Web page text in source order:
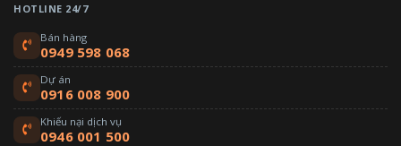
HOTLINE 24/7
Bán hàng
0949 598 068
Dự án
0916 008 900
Khiếu nại dịch vụ
0946 001 500